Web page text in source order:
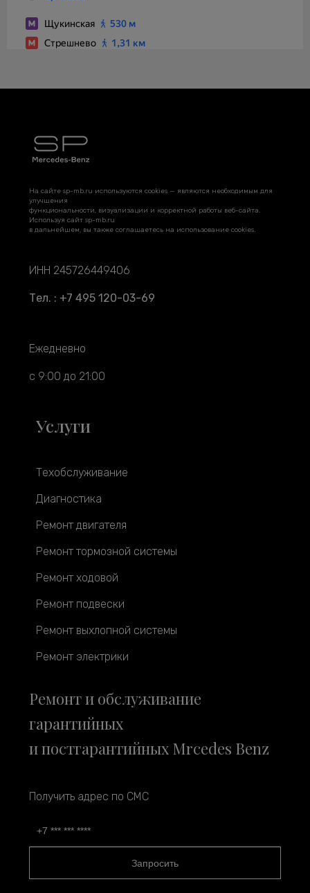
На сайте sp-mb.ru используются cookies — являются необходимым для
улучшения
функциональности, визуализации и корректной работы веб-сайта.
Используя сайт sp-mb.ru
в дальнейшем, вы также соглашаетесь на использование cookies.
ИНН 245726449406
Тел. : +7 495 120-03-69
Ежедневно
с 9:00 до 21:00
Услуги
Техобслуживание
Диагностика
Ремонт двигателя
Ремонт тормозной системы
Ремонт ходовой
Ремонт подвески
Ремонт выхлопной системы
Ремонт электрики
Ремонт и обслуживание
гарантийных
и постгарантийных Mrcedes Benz
Получить адрес по СМС
Запросить